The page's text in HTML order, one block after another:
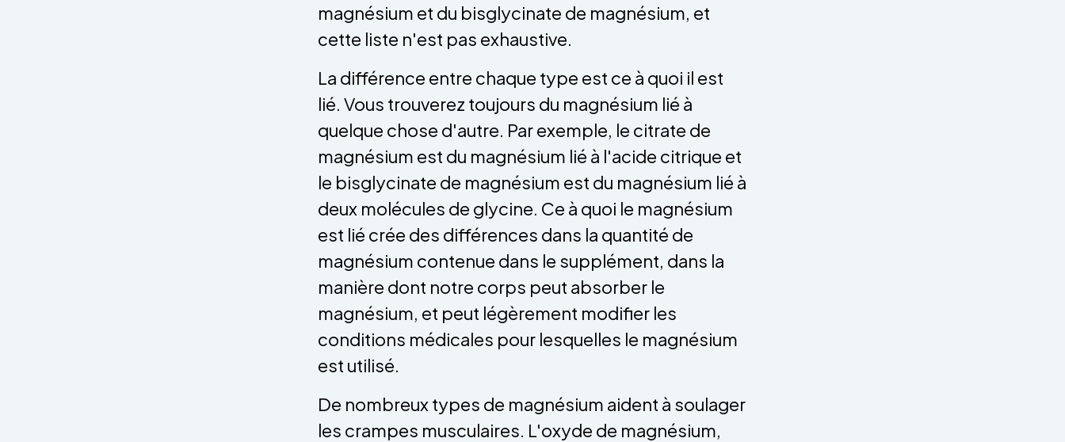
magnésium et du bisglycinate de magnésium, et
cette liste n'est pas exhaustive.
La différence entre chaque type est ce à quoi il est
lié. Vous trouverez toujours du magnésium lié à
quelque chose d'autre. Par exemple, le citrate de
magnésium est du magnésium lié à l'acide citrique et
le bisglycinate de magnésium est du magnésium lié à
deux molécules de glycine. Ce à quoi le magnésium
est lié crée des différences dans la quantité de
magnésium contenue dans le supplément, dans la
manière dont notre corps peut absorber le
magnésium, et peut légèrement modifier les
conditions médicales pour lesquelles le magnésium
est utilisé.
De nombreux types de magnésium aident à soulager
les crampes musculaires. L'oxyde de magnésium,